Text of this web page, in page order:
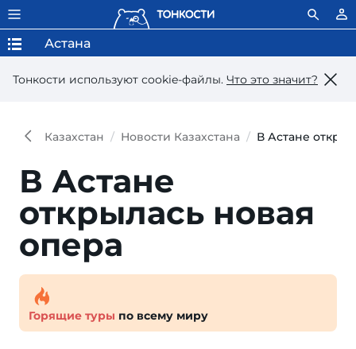
Тонкости используют сookie-файлы. Что это значит?
Астана
Казахстан Новости Казахстана В Астане
В Астане
открылась новая
опера
Горящие туры по всему миру